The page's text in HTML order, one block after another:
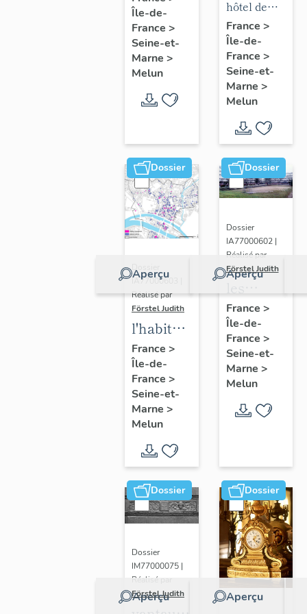
chapelle
de
l'hôpital
puis
hôpital
Île-de-
France >
Seine-et-
Marne >
Melun
mobilier
de l'hôtel
de ville
hôtel de
ville
France >
Île-de-
France >
Seine-et-
Marne >
Melun
Dossier
Aperçu
Dossier
IA77000603 |
Réalisé par
Förstel Judith
l'habitat
à Melun
France >
Île-de-
France >
Seine-et-
Marne >
Melun
Dossier
Aperçu
Dossier
IA77000602 |
Réalisé par
Förstel Judith
écoles
de
Melun
France >
Île-de-
France >
Seine-et-
Marne >
Melun
Dossier
Aperçu
Dossier
IM77000075 |
Réalisé par
Förstel Judith
Dossier
Aperçu